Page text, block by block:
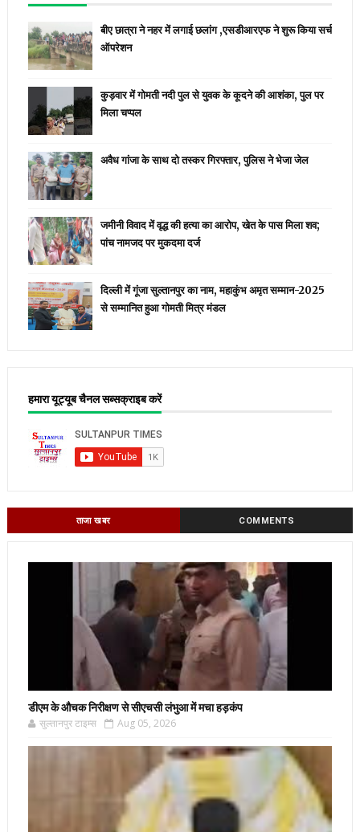
बीए छात्रा ने नहर में लगाई छलांग ,एसडीआरएफ ने शुरू किया सर्च
ऑपरेशन
कुड़वार में गोमती नदी पुल से युवक के कूदने की आशंका, पुल पर
मिला चप्पल
अवैध गांजा के साथ दो तस्कर गिरफ्तार, पुलिस ने भेजा जेल
जमीनी विवाद में वृद्ध की हत्या का आरोप, खेत के पास मिला शव;
पांच नामजद पर मुकदमा दर्ज
दिल्ली में गूंजा सुल्तानपुर का नाम, महाकुंभ अमृत सम्मान-2025
से सम्मानित हुआ गोमती मित्र मंडल
हमारा यूट्यूब चैनल सब्सक्राइब करें
ताजा खबर COMMENTS
डीएम के औचक निरीक्षण से सीएचसी लंभुआ में मचा हड़कंप
सुल्तानपुर टाइम्स Aug 05, 2026